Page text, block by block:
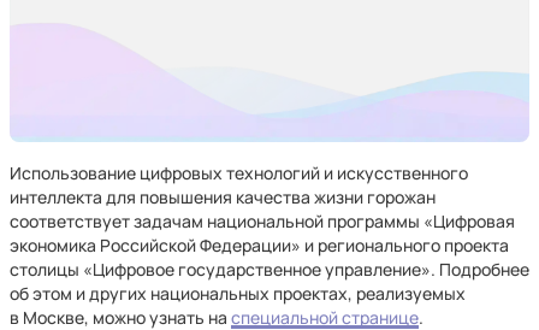
Использование цифровых технологий и искусственного
интеллекта для повышения качества жизни горожан
соответствует задачам национальной программы «Цифровая
экономика Российской Федерации» и регионального проекта
столицы «Цифровое государственное управление». Подробнее
об этом и других национальных проектах, реализуемых
в Москве, можно узнать на специальной странице.